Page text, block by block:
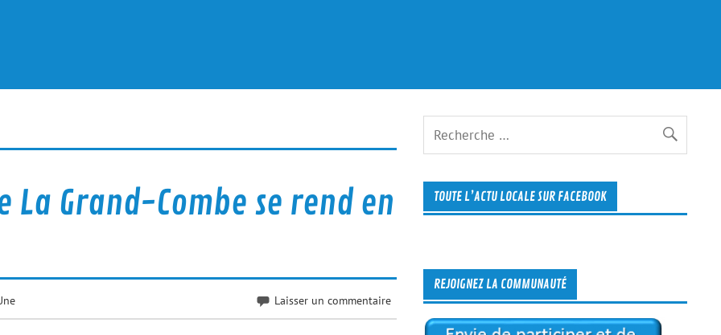
Grand-Combe se rend en
Laisser un commentaire
TOUTE L’ACTU LOCALE SUR FACEBOOK
REJOIGNEZ LA COMMUNAUTÉ